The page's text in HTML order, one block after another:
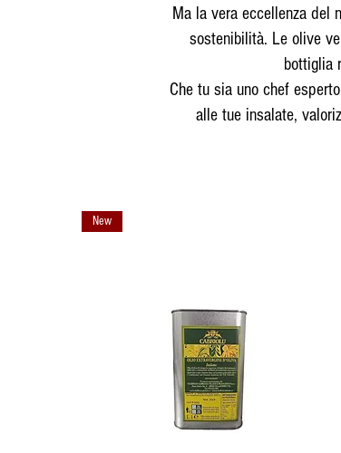
Ma la vera eccellenza del
sostenibilità. Le olive
bottiglia
Che tu sia uno chef
alle tue insalate,
New